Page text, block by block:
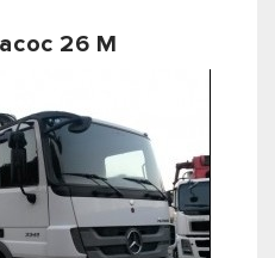
26 М